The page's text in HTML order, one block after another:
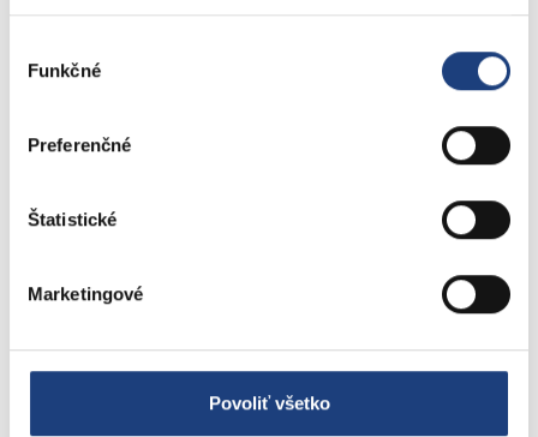
súhlasu
Funkčné
Preferenčné
Štatistické
Marketingové
Povoliť všetko
takže ho môžete ľahko rozprestrieť alebo zložiť podľa
Poskytuje efektívnu ochranu pred slnečnými lúčmi, znižuje
UV žiarenie a chráni vás aj váš nábytok pred škodlivými